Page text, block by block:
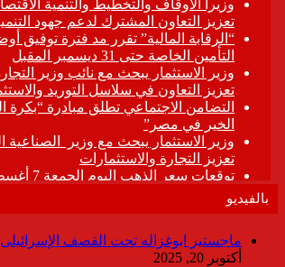
بالفيديو
ماجستير ابوغزاله تحت القصف الإسرائيلى
أكتوبر 20, 2025